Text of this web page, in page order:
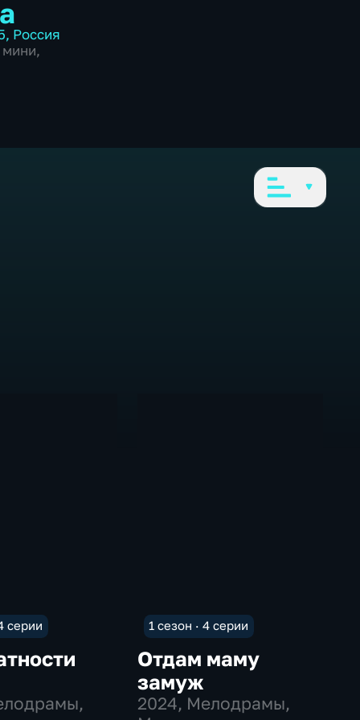
, Россия
мини,
серии 1 сезон · 4 серии
Отдам маму
замуж
2024, Мелодрамы,